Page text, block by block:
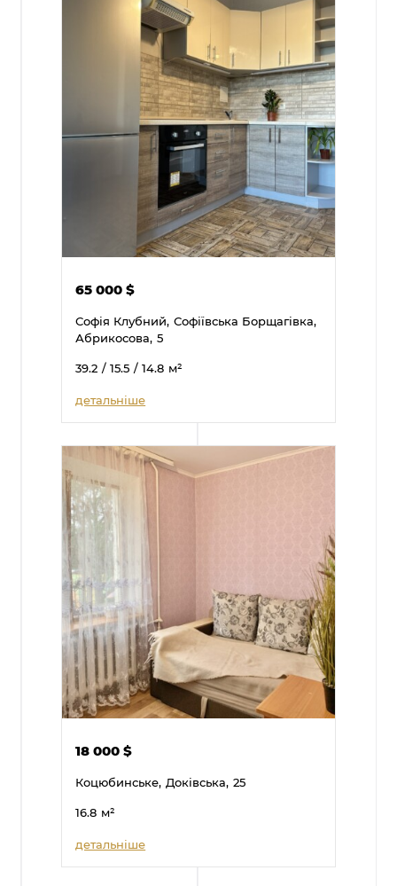
65 000$
Софія Клубний, Софіївська Борщагівка,
Абрикосова, 5
39.2 / 15.5 / 14.8 м²
детальніше
18 000$
Коцюбинське, Доківська, 25
16.8 м²
детальніше